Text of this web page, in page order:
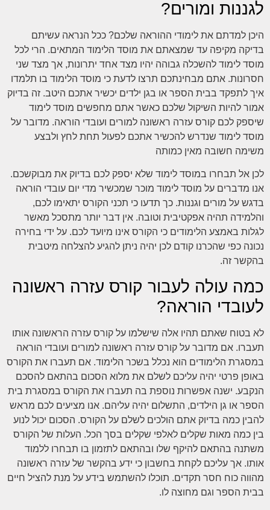
לגננות ומורים?
היכן למדתם את לימודי ההוראה שלכם? ככל הנראה עשיתם
בדיקה מקיפה עד שמצאתם את מוסד הלימוד המתאים. הרי לכל
מוסד לימוד להשכלה גבוהה יהיו מצד אחד יתרונות, אך מצד שני
חסרונות. אתם מבחינתכם תרצו לדעת כי מוסד הלימוד בו תלמדו
איך לתפקד בבית הספר או בגן ילדים יכשיר אתכם היטב. זה בדיוק
אמור להיות השיקול שלכם כאשר אתם מחפשים מוסד לימוד
שיספק לכם קורס עזרה ראשונה למורים ועובדי הוראה. מדובר על
מוסד לימוד שנדרש להכשיר אתכם לפעול תחת לחץ ולבצע
משימה חשובה מאין כמותה
לכן אל תבחרו במוסד לימוד שלא יספק לכם בדיוק את מבוקשכם.
אנו מדברים על מוסד לימוד מוכר שמכשיר מדי יום עובדי הוראה
בדגש על מורים וגננות. כך תדעו כי תכני הקורס יתאימו לכם,
והלמידה תהיה אפקטיבית וטובה. אין דבר יותר מתסכל מאשר
לגלות באמצע הלימודים כי הקורס אינו מיועד לכם. על ידי בחירה
נכונה כפי שהכרנו קודם לכן יהיה ניתן להגיע להצלחה מיטבית
בהקשר זה.
כמה עולה לעבור קורס עזרה ראשונה
לעובדי הוראה?
לא בטוח שאתם תהיו אלה שישלמו על קורס עזרה הראשונה אותו
תעברו. אם מדובר על קורס עזרה ראשונה למורים ועובדי הוראה
במסגרת הלימודים הוא נכלל בשכר הלימוד. אם תעברו את הקורס
באופן פרטי יהיה עליכם לשלם את מלוא הסכום בהתאם להסכם
הנקבע. ישנה אפשרות נוספת בה תעברו את הקורס במסגרת בית
הספר או גן הילדים, התשלום יהיה עליהם. אנו מציעים לכם מראש
להבין כמה בדיוק אתם הולכים לשלם על הקורס. הסכום יכול לנוע
בין כמה מאות שקלים לאלפי שקלים בסך הכל. העלות של הקורס
משתנה בהתאם להיקף שלו ובהתאם לתזמון בו תבחרו ללמוד
אותו. אך עליכם לקחת בחשבון כי ידע בהקשר של עזרה ראשונה
מהווה כוח חסר תקדים. תוכלו להשתמש בידע על מנת להציל חיים
בבית הספר וגם מחוצה לו.